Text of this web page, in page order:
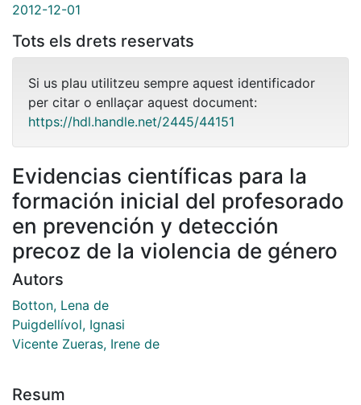
2012-12-01
Tots els drets reservats
Si us plau utilitzeu sempre aquest identificador
per citar o enllaçar aquest document:
https://hdl.handle.net/2445/44151
Evidencias científicas para la
formación inicial del profesorado
en prevención y detección
precoz de la violencia de género
Autors
Botton, Lena de
Puigdellívol, Ignasi
Vicente Zueras, Irene de
Resum